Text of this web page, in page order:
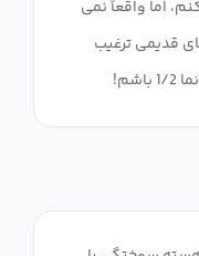
اما واقعاً نمی
قدیمی ترغیب